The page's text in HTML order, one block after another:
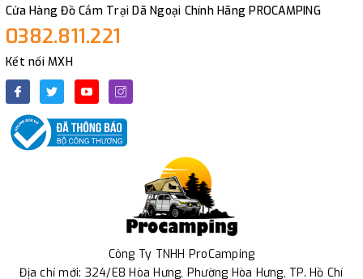
Cửa Hàng Đồ Cắm Trại Dã Ngoại Chính Hãng PROCAMPING
0382.811.221
Kết nối MXH
Công Ty TNHH ProCamping
Địa chỉ mới: 324/E8 Hòa Hưng, Phường Hòa Hưng, TP. Hồ Chí